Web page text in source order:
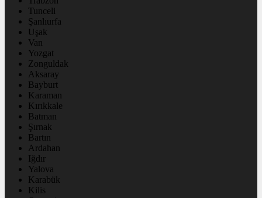
Tunceli
Şanlıurfa
Uşak
Van
Yozgat
Zonguldak
Aksaray
Bayburt
Karaman
Kırıkkale
Batman
Şırnak
Bartın
Ardahan
Iğdır
Yalova
Karabük
Kilis